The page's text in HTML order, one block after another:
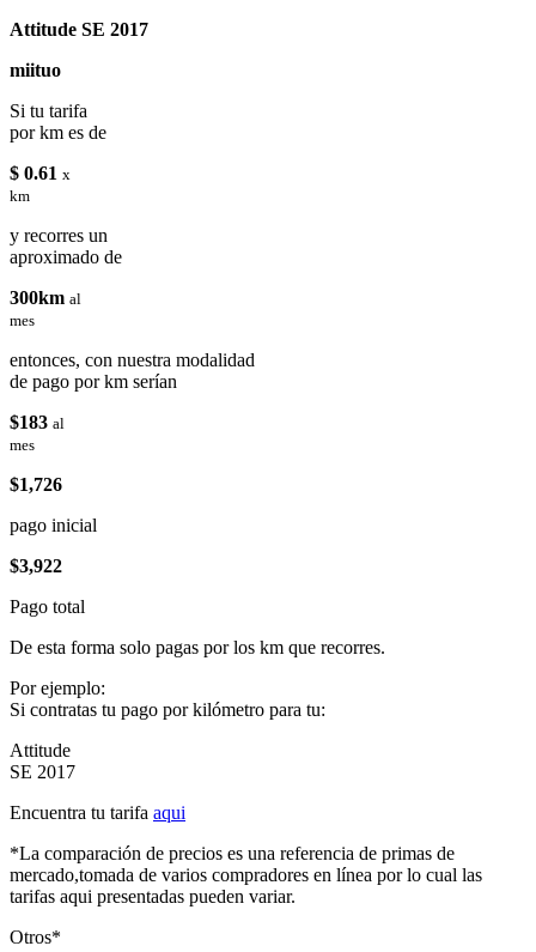
Attitude SE 2017
miituo
Si tu tarifa
por km es de
$ 0.61 x
km
y recorres un
aproximado de
300km al
mes
entonces, con nuestra modalidad
de pago por km serían
$183 al
mes
$1,726
pago inicial
$3,922
Pago total
De esta forma solo pagas por los km que recorres.
Por ejemplo:
Si contratas tu pago por kilómetro para tu:
Attitude
SE 2017
Encuentra tu tarifa aqui
*La comparación de precios es una referencia de primas de
mercado,tomada de varios compradores en línea por lo cual las
tarifas aqui presentadas pueden variar.
Otros*